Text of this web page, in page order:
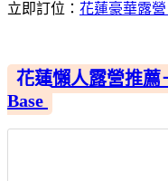
立即訂位： 花蓮豪華露
花蓮懶人露營推薦
Base